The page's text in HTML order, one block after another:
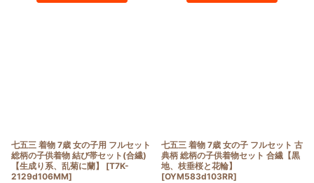
七五三 着物 7歳 女の子用 フルセット
総柄の子供着物 結び帯セット(合繊)
【生成り系、乱菊に蘭】
[T7K-
2129d106MM]
七五三 着物 7歳 女の子 フルセット 古
典柄 総柄の子供着物セット 合繊【黒
地、枝垂桜と花輪】
[OYM583d103RR]